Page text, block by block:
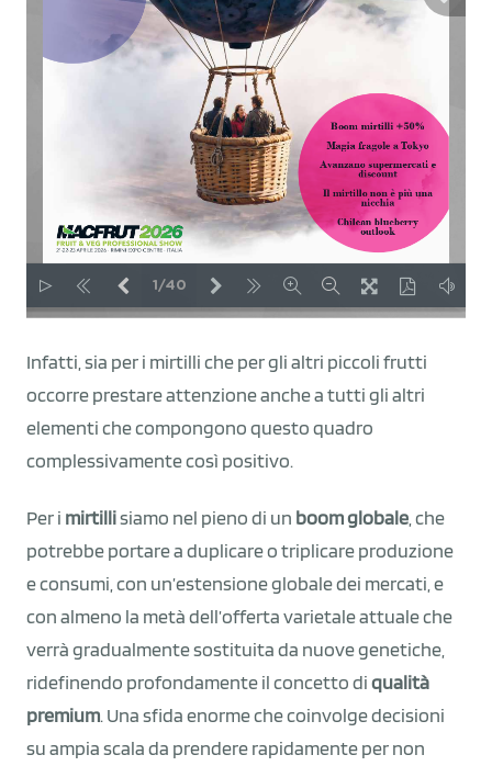
Infatti, sia per i mirtilli che per gli altri piccoli frutti
occorre prestare attenzione anche a tutti gli altri
elementi che compongono questo quadro
complessivamente così positivo.
Per i mirtillisiamo nel pieno di un boom globale, che
potrebbe portare a duplicare o triplicare produzione
e consumi, con un’estensione globale dei mercati, e
con almeno la metà dell’offerta varietale attuale che
verrà gradualmente sostituita da nuove genetiche,
ridefinendo profondamente il concetto diqualità
premium. Una sfida enorme che coinvolge decisioni
su ampia scala da prendere rapidamente per non